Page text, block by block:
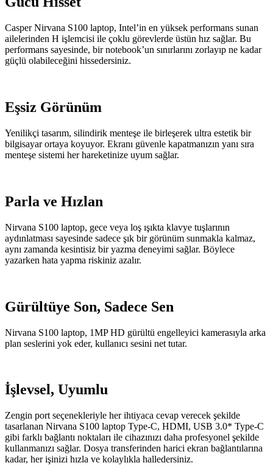
Casper Nirvana S100 laptop, Intel’in en yüksek performans sunan
ailelerinden H işlemcisi ile çoklu görevlerde üstün hız sağlar. Bu
performans sayesinde, bir notebook’un sınırlarını zorlayıp ne kadar
güçlü olabileceğini hissedersiniz.
Eşsiz Görünüm
Yenilikçi tasarım, silindirik menteşe ile birleşerek ultra estetik bir
bilgisayar ortaya koyuyor. Ekranı güvenle kapatmanızın yanı sıra
menteşe sistemi her hareketinize uyum sağlar.
Parla ve Hızlan
Nirvana S100 laptop, gece veya loş ışıkta klavye tuşlarının
aydınlatması sayesinde sadece şık bir görünüm sunmakla kalmaz,
aynı zamanda kesintisiz bir yazma deneyimi sağlar. Böylece
yazarken hata yapma riskiniz azalır.
Gürültüye Son, Sadece Sen
Nirvana S100 laptop, 1MP HD gürültü engelleyici kamerasıyla arka
plan seslerini yok eder, kullanıcı sesini net tutar.
İşlevsel, Uyumlu
Zengin port seçenekleriyle her ihtiyaca cevap verecek şekilde
tasarlanan Nirvana S100 laptop Type-C, HDMI, USB 3.0* Type-C
gibi farklı bağlantı noktaları ile cihazınızı daha profesyonel şekilde
kullanmanızı sağlar. Dosya transferinden harici ekran bağlantılarına
kadar, her işinizi hızla ve kolaylıkla halledersiniz.